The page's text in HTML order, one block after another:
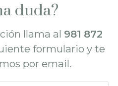
duda?
llama al 981 872
formulario y te
por email.